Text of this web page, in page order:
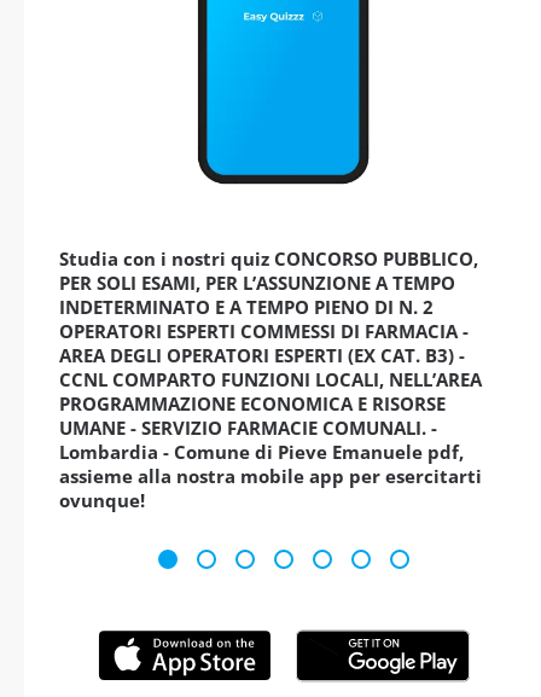
Studia con i nostri quiz CONCORSO PUBBLICO,
PER SOLI ESAMI, PER L’ASSUNZIONE A TEMPO
INDETERMINATO E A TEMPO PIENO DI N. 2
OPERATORI ESPERTI COMMESSI DI FARMACIA -
AREA DEGLI OPERATORI ESPERTI (EX CAT. B3) -
CCNL COMPARTO FUNZIONI LOCALI, NELL’AREA
PROGRAMMAZIONE ECONOMICA E RISORSE
UMANE - SERVIZIO FARMACIE COMUNALI. -
Lombardia - Comune di Pieve Emanuele pdf,
assieme alla nostra mobile app per esercitarti
ovunque!